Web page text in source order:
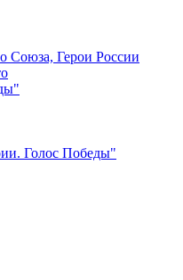
Союза, Герои России
Голос Победы"